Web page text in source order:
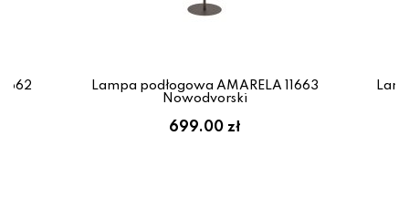
Lampa podłogowa AMARELA 11663
Nowodvorski
699.00 zł